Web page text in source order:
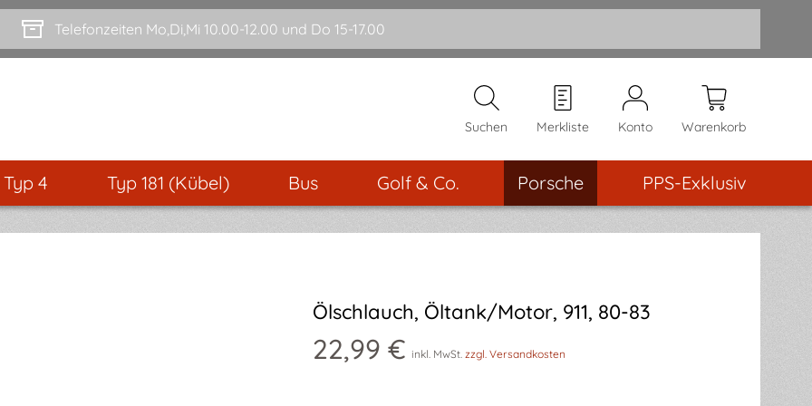
Telefonzeiten Mo,Di,Mi 10.00-12.00 und Do 15-17.00
Suchen Merkliste Konto Warenkorb
4 Typ 181 (Kübel) Bus Golf & Co. Porsche PPS-Exklusiv
Ölschlauch, Öltank/Motor, 911, 80-83
22,99 € inkl. MwSt. zzgl. Versandkosten